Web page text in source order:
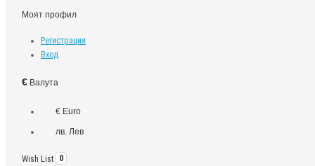
Моят профил
Регистрация
Вход
€ Валута
€ Euro
лв. Лев
Wish List 0